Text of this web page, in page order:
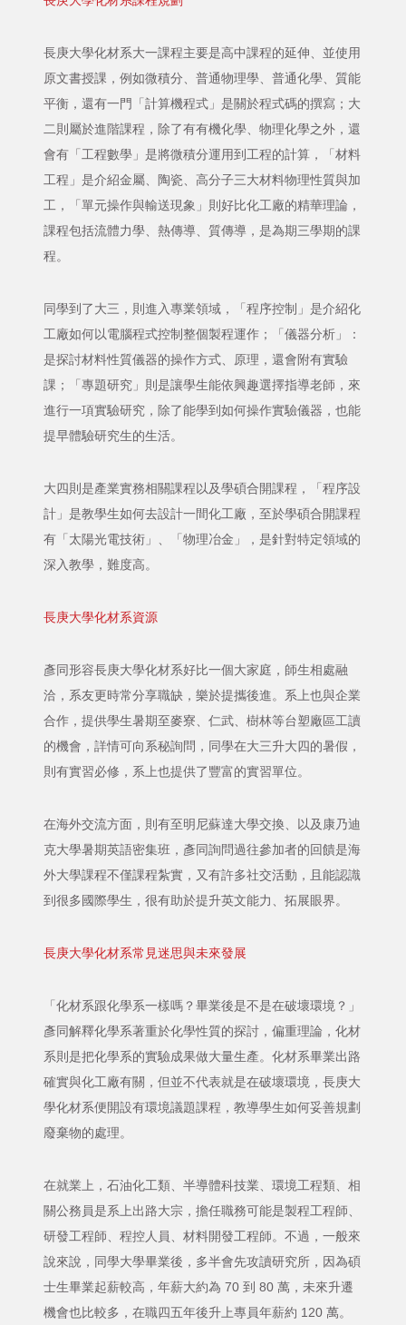
長庚大學化材系大一課程主要是高中課程的延伸、並使用
原文書授課，例如微積分、普通物理學、普通化學、質能
平衡，還有一門「計算機程式」是關於程式碼的撰寫；大
二則屬於進階課程，除了有有機化學、物理化學之外，還
會有「工程數學」是將微積分運用到工程的計算，「材料
工程」是介紹金屬、陶瓷、高分子三大材料物理性質與加
工，「單元操作與輸送現象」則好比化工廠的精華理論，
課程包括流體力學、熱傳導、質傳導，是為期三學期的課
程。
同學到了大三，則進入專業領域，「程序控制」是介紹化
工廠如何以電腦程式控制整個製程運作；「儀器分析」：
是探討材料性質儀器的操作方式、原理，還會附有實驗
課；「專題研究」則是讓學生能依興趣選擇指導老師，來
進行一項實驗研究，除了能學到如何操作實驗儀器，也能
提早體驗研究生的生活。
大四則是產業實務相關課程以及學碩合開課程，「程序設
計」是教學生如何去設計一間化工廠，至於學碩合開課程
有「太陽光電技術」、「物理冶金」，是針對特定領域的
深入教學，難度高。
長庚大學化材系資源
彥同形容長庚大學化材系好比一個大家庭，師生相處融
洽，系友更時常分享職缺，樂於提攜後進。系上也與企業
合作，提供學生暑期至麥寮、仁武、樹林等台塑廠區工讀
的機會，詳情可向系秘詢問，同學在大三升大四的暑假，
則有實習必修，系上也提供了豐富的實習單位。
在海外交流方面，則有至明尼蘇達大學交換、以及康乃迪
克大學暑期英語密集班，彥同詢問過往參加者的回饋是海
外大學課程不僅課程紮實，又有許多社交活動，且能認識
到很多國際學生，很有助於提升英文能力、拓展眼界。
長庚大學化材系常見迷思與未來發展
「化材系跟化學系一樣嗎？畢業後是不是在破壞環境？」
彥同解釋化學系著重於化學性質的探討，偏重理論，化材
系則是把化學系的實驗成果做大量生產。化材系畢業出路
確實與化工廠有關，但並不代表就是在破壞環境，長庚大
學化材系便開設有環境議題課程，教導學生如何妥善規劃
廢棄物的處理。
在就業上，石油化工類、半導體科技業、環境工程類、相
關公務員是系上出路大宗，擔任職務可能是製程工程師、
研發工程師、程控人員、材料開發工程師。不過，一般來
說來說，同學大學畢業後，多半會先攻讀研究所，因為碩
士生畢業起薪較高，年薪大約為 70 到 80 萬，未來升遷
機會也比較多，在職四五年後升上專員年薪約 120 萬。